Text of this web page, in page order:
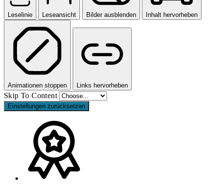
Leselinie Leseansicht Bilder ausblenden Inhalt hervorheben
Animationen stoppen Links hervorheben
Skip To Content
Einstellungen zurücksetzen